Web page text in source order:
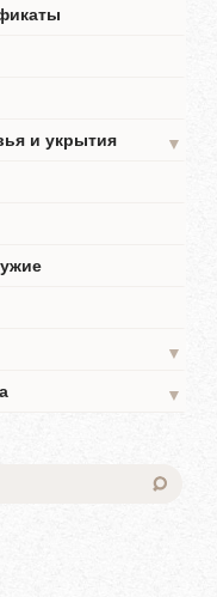
и укрытия
▼
▼
▼